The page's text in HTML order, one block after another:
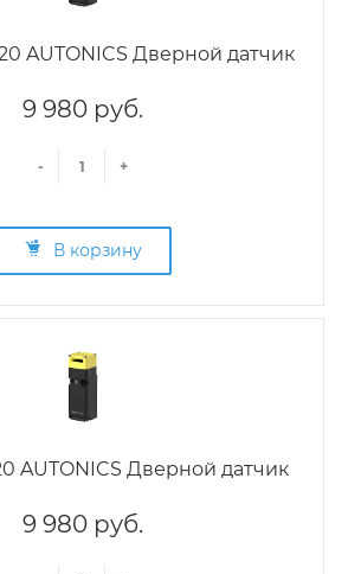
AUTONICS Дверной датчик
9 980 руб.
- +
В корзину
AUTONICS Дверной датчик
9 980 руб.